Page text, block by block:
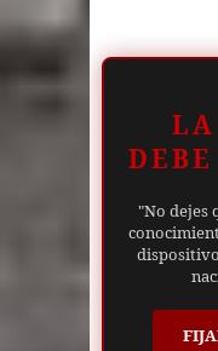
LA
"No dejes